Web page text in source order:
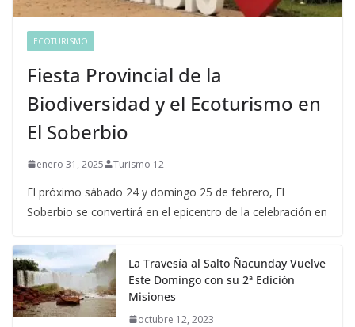
ECOTURISMO
Fiesta Provincial de la
Biodiversidad y el Ecoturismo en
El Soberbio
enero 31, 2025 Turismo 12
El próximo sábado 24 y domingo 25 de febrero, El
Soberbio se convertirá en el epicentro de la celebración en
La Travesía al Salto Ñacunday Vuelve
Este Domingo con su 2ª Edición
Misiones
octubre 12, 2023